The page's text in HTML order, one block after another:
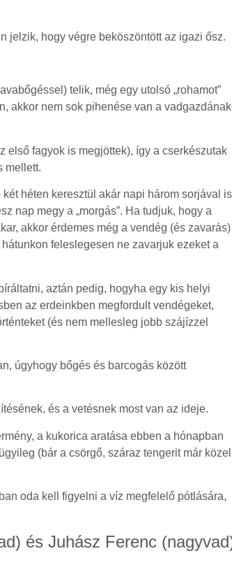
jelzik, hogy végre beköszöntött az igazi ősz.
telik, még egy utolsó „rohamot”
akkor nem sok pihenése van a
első fagyok is megjöttek), így a cserkészutak
mellett.
héten keresztül akár napi három sorjával is
nap megy a „morgás”. Ha tudjuk, hogy a
akkor érdemes még a vendég (és zavarás)
feleslegesen ne zavarjuk ezeket a
aztán pedig, hogyha egy kis helyi
az erdeinkben megfordult vendégeket,
(és nem mellesleg jobb szájízzel
úgyhogy bőgés és barcogás között
és a vetésnek most van az ideje.
a kukorica aratása ebben a hónapban
(bár a csörgő, száraz tengerit már közel
oda kell figyelni a víz megfelelő pótlására,
és Juhász Ferenc